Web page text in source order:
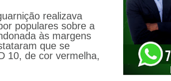
realizava
populares sobre a
às margens
que se
10, de cor vermelha,